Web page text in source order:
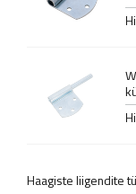
Haagiste liigendite